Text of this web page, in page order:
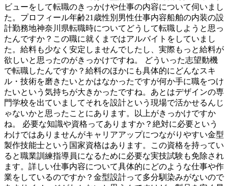
ビューをして転職のきっかけや仕事の内容について伺いまし
た。プロフィール年齢21歳性別男性仕事内容船舶の内装の設
計勤務地神奈川県転職時についてどうして転職しようと思っ
たんですか？この職に就くまではアルバイトをしていまし
た。給料も少なく安定しませんでしたし、実際もっと給料が
欲しいと思ったのがきっかけですね。 どういった志望動機
で転職したんですか？給料のほかにも具体的にどんなスキ
ル・技術を磨きたいとかはなかったですが何か手に職をつけ
たいという気持ちが大きかったですね。あとはデザインの専
門学校を出ていましてそれを設計という現場で活かせるんじ
ゃないかと思ったことにあります。以上がきっかけですか
ね。 必要な知識や資格ってありますか？絶対に必要という
わけではありませんがキャリアアップにつながりやすい金型
製作技能士という国家資格はあります。この資格を持ってい
ると職業訓練指導員になるために必要な実技試験も免除され
ます。詳しい仕事内容について具体的にどのような仕事や作
業をしているのですか？金型設計って多分馴染みがないので